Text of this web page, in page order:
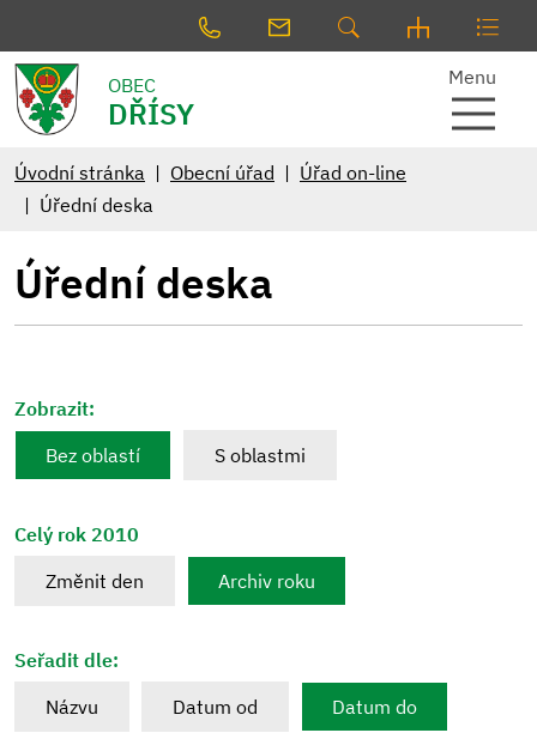
OBEC
DŘÍSY
Menu
Úvodní stránka Obecní úřad
Úřad on-line
Úřední deska
Úřední deska
Zobrazit:
Bez oblastí
S oblastmi
Celý rok 2010
Změnit den
Archiv roku
Seřadit dle:
Názvu
Datum od Datum do